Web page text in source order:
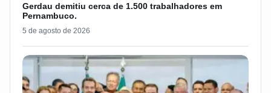
Gerdau demitiu cerca de 1.500 trabalhadores em
Pernambuco.
5 de agosto de 2026